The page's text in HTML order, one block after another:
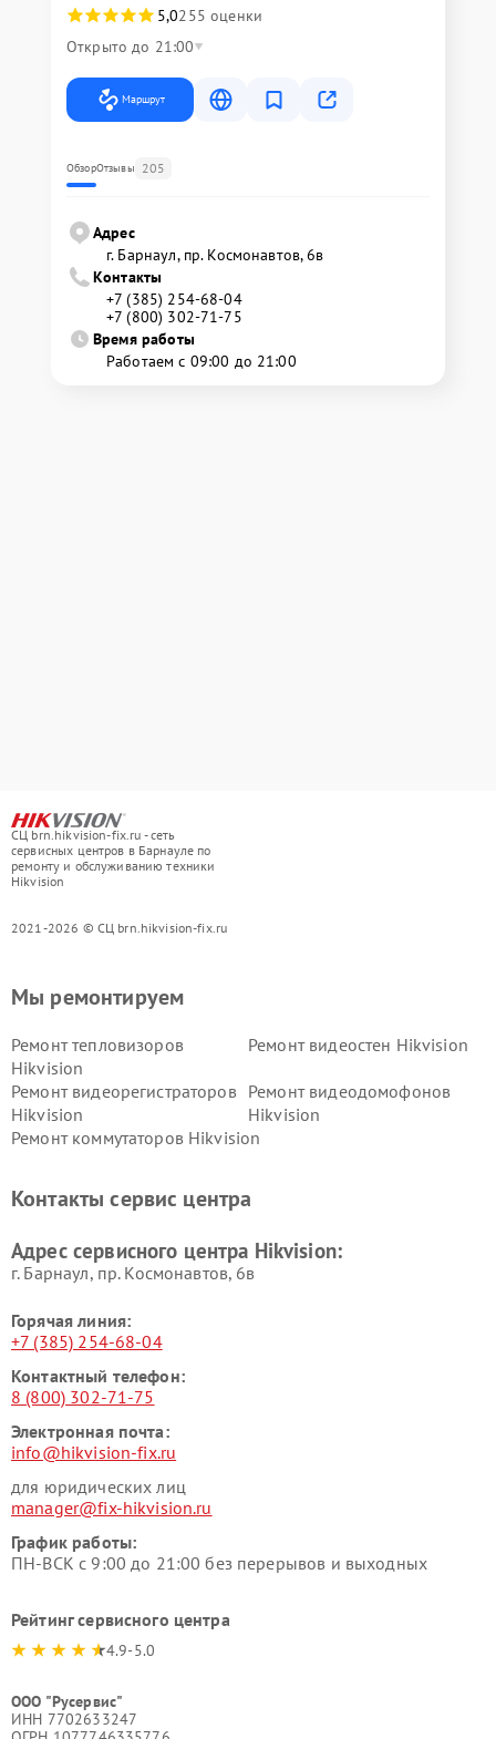
5,0255 оценки
Открыто до 21:00
Маршрут
ОбзорОтзывы 205
Адрес
г. Барнаул, ​пр. Космонавтов, 6в
Контакты
+7 (385) 254-68-04
+7 (800) 302-71-75
Время работы
Работаем с 09:00 до 21:00
СЦ brn.hikvision-fix.ru - сеть
сервисных центров в Барнауле по
ремонту и обслуживанию техники
Hikvision
2021-2026 © СЦ brn.hikvision-fix.ru
Мы ремонтируем
Ремонт тепловизоров
Hikvision
Ремонт видеостен Hikvision
Ремонт видеорегистраторов
Hikvision
Ремонт видеодомофонов
Hikvision
Ремонт коммутаторов Hikvision
Контакты сервис центра
Адрес сервисного центра Hikvision:
г. Барнаул, ​пр. Космонавтов, 6в
Горячая линия:
+7 (385) 254-68-04
Контактный телефон:
8 (800) 302-71-75
Электронная почта:
info@hikvision-fix.ru
для юридических лиц
manager@fix-hikvision.ru
График работы:
ПН-ВСК с 9:00 до 21:00 без перерывов и выходных
Рейтинг сервисного центра
4.9-5.0
ООО "Русервис"
ИНН 7702633247